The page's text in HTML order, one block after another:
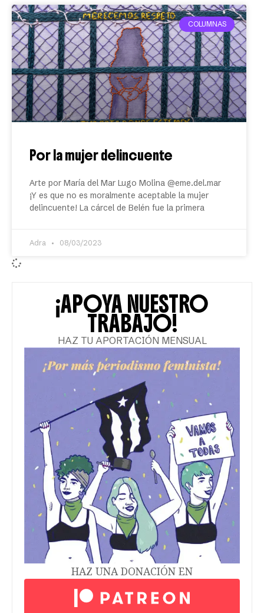
COLUMNAS
Por la mujer delincuente
Arte por María del Mar Lugo Molina @eme.del.mar
¡Y es que no es moralmente aceptable la mujer
delincuente! La cárcel de Belén fue la primera
Adra 08/03/2023
¡APOYA NUESTRO
TRABAJO!
HAZ TU APORTACIÓN MENSUAL
HAZ UNA DONACIÓN EN